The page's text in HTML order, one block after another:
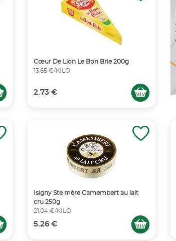
Cœur De Lion Le Bon Brie 200g
13,65 €/KILO
2.73 €
Isigny Ste mère Camembert au lait
cru 250g
21,04 €/KILO
5.26 €